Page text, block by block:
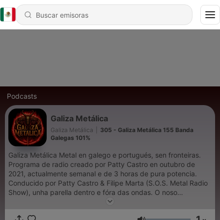
Podcasts
Galiza Metálica
Galiza Metálica
305 - Galiza Metálica 155 Banda
Galegas 101%
Galiza Metálica Metal en galego e portugués, sen fronteiras.
Programa de radio creado por Patty Castro en outubro de
2021, actualmente semanal e de 3 horas de pura potencia.
Conducido por Patty Castro & Filipe Marta (S.O.S. Metal Radio
Show), unha parella dentro e fóra das ondas. O noso
obxectivo: dar visibilidade ao metal galego, ibérico e